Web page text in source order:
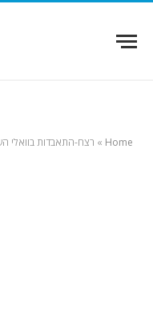
Home
» רצח-התאבדות בוואלי השני